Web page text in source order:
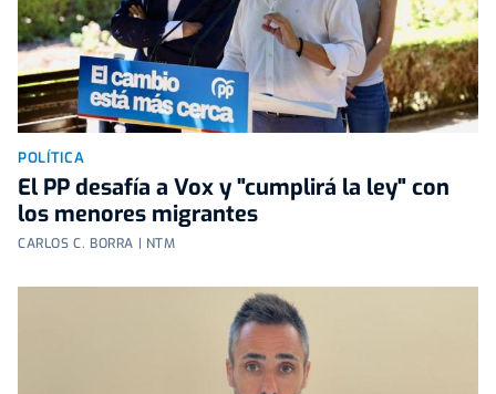
POLÍTICA
El PP desafía a Vox y "cumplirá la ley" con
los menores migrantes
CARLOS C. BORRA | NTM